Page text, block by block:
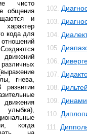
чисто
общения
и
кода для
отношений
гнева,
движения
улыбка),
когда
102.
103.
104.
105.
106.
107.
108.
109.
110.
111.